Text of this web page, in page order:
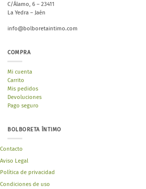
C/Álamo, 6 – 23411
La Yedra – Jaén
info@bolboretaintimo.com
COMPRA
Mi cuenta
Carrito
Mis pedidos
Devoluciones
Pago seguro
BOLBORETA ÍNTIMO
Contacto
Aviso Legal
Política de privacidad
Condiciones de uso